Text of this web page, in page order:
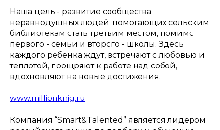
Наша цель - развитие сообщества
неравнодушных людей, помогающих сельским
библиотекам стать третьим местом, помимо
первого - семьи и второго - школы. Здесь
каждого ребенка ждут, встречают с любовью и
теплотой, поощряют к работе над собой,
вдохновляют на новые достижения.
www.millionknig.ru
Компания “Smart&Talented” является лидером